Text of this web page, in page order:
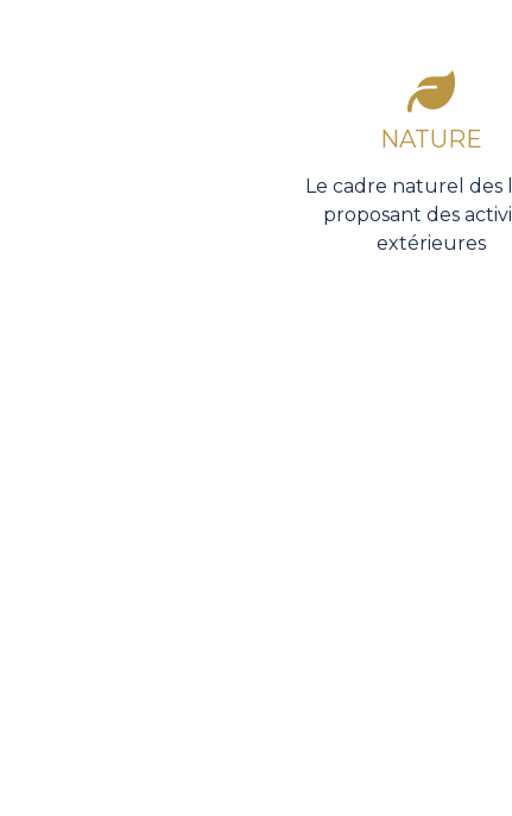
NATURE
Le cadre naturel des
proposant des
extérieures